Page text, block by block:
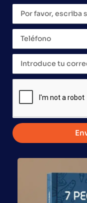
Franquicia
Global Franchise
innovadoras
clientes.
Sucursal SP:
AV. Pres. Juscelino
04543-011-São